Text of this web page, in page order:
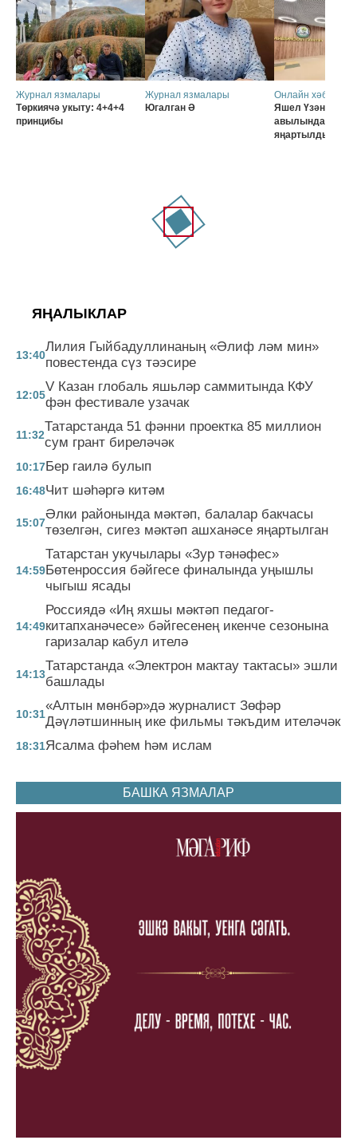
Журнал язмалары
Төркиячә укыту: 4+4+4
принцибы
Журнал язмалары
Югалган Ә
Онлайн хәбәрләр
Яшел Үзәннең
авылында
яңартылды
ЯҢАЛЫКЛАР
13:40
Лилия Гыйбадуллинаның «Әлиф ләм мин»
повестенда сүз тәэсире
12:05
V Казан глобаль яшьләр саммитында КФУ
фән фестивале узачак
11:32
Татарстанда 51 фәнни проектка 85 миллион
сум грант биреләчәк
10:17Бер гаилә булып
16:48Чит шәһәргә китәм
15:07
Әлки районында мәктәп, балалар бакчасы
төзелгән, сигез мәктәп ашханәсе яңартылган
14:59
Татарстан укучылары «Зур тәнәфес»
Бөтенроссия бәйгесе финалында уңышлы
чыгыш ясады
14:49
Россиядә «Иң яхшы мәктәп педагог-
китапханәчесе» бәйгесенең икенче сезонына
гаризалар кабул ителә
14:13
Татарстанда «Электрон мактау тактасы» эшли
башлады
10:31
«Алтын мөнбәр»дә журналист Зөфәр
Дәүләтшинның ике фильмы тәкъдим ителәчәк
18:31Ясалма фәһем һәм ислам
БАШКА ЯЗМАЛАР